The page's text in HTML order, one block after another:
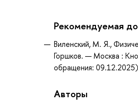
Рекомендуемая
Виленский, М. Я.,
Горшков. — Москва :
обращения:
Авторы